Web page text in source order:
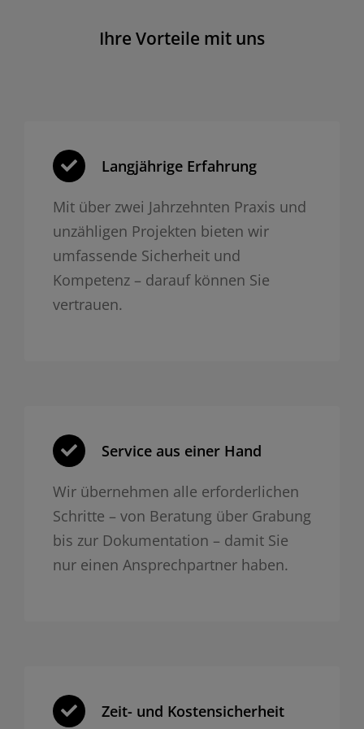
Ihre Vorteile mit uns
Langjährige Erfahrung
Mit über zwei Jahrzehnten Praxis und
unzähligen Projekten bieten wir
umfassende Sicherheit und
Kompetenz – darauf können Sie
vertrauen.
Service aus einer Hand
Wir übernehmen alle erforderlichen
Schritte – von Beratung über Grabung
bis zur Dokumentation – damit Sie
nur einen Ansprechpartner haben.
Zeit- und Kosten­sicherheit